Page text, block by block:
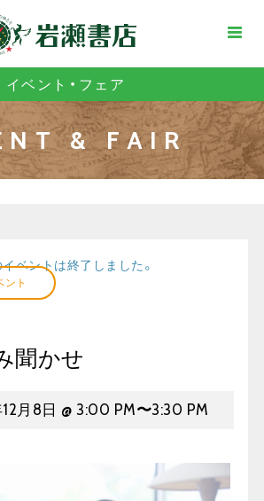
イベント・フェア
& FAIR
ント
ベントは終了しました。
聞かせ
月8日 @ 3:00 PM〜3:30 PM